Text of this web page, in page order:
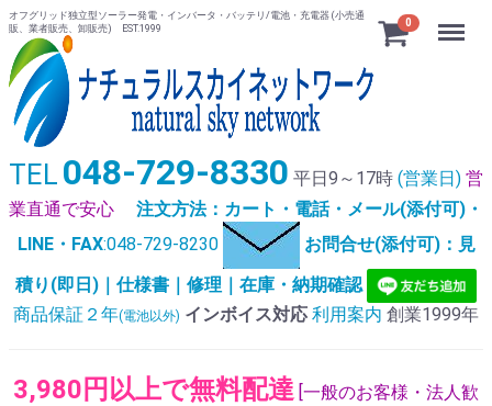
オフグリッド独立型ソーラー発電・インバータ・バッテリ/電池・充電器 (小売通
販、業者販売、卸販売) EST.1999
0 Menu
TEL 048-729-8330 平日9～17時 (営業日) 営
業直通で安心
注文方法：カート・電話・メール(添付可)・
LINE・FAX:048-729-8230
お問合せ(添付可)：見
積り(即日)｜仕様書｜修理｜在庫・納期確認
商品保証２年(電池以外) インボイス対応 利用案内 創業1999年
3,980円以上で無料配達 [一般のお客様・法人歓